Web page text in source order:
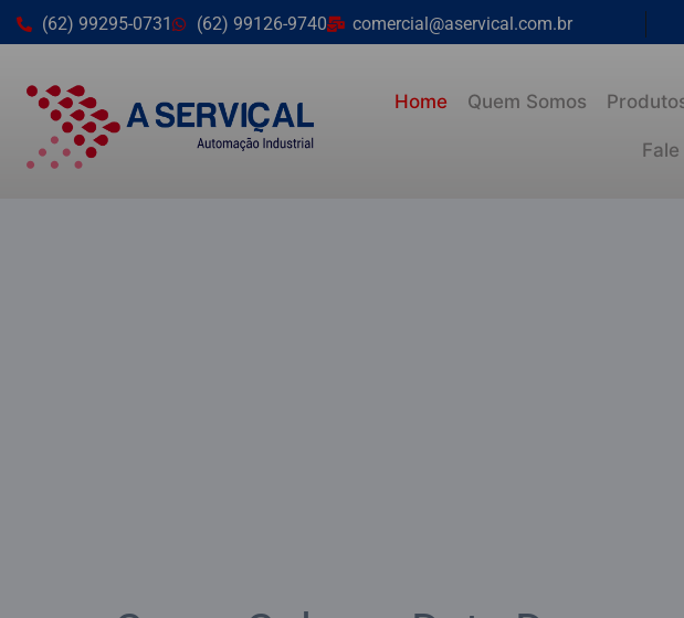
(62) 99295-0731 (62) 99126-9740 comercial@aservical.com.br
Home Quem Somos